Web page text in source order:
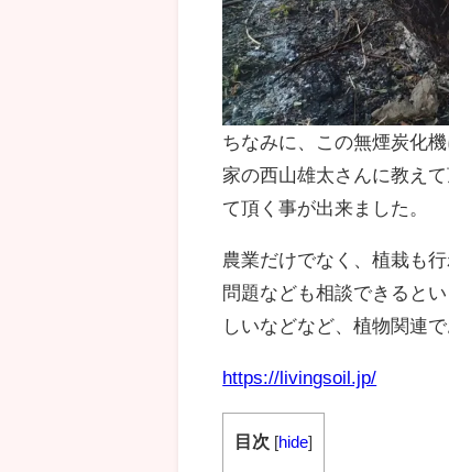
ちなみに、この無煙炭化
家の西山雄太さんに教え
て頂く事が出来ました。
農業だけでなく、植栽も
問題なども相談できると
しいなどなど、植物関連
https://livingsoil.jp/
目次 hide